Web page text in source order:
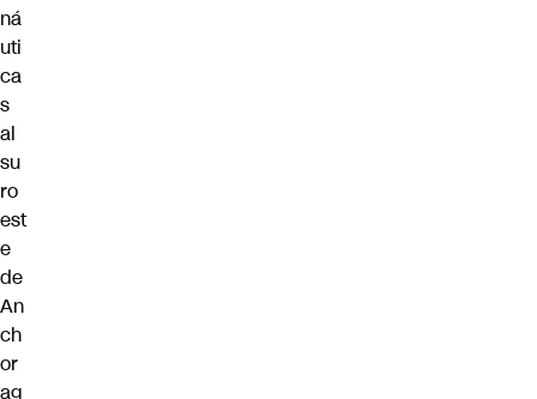
ná
uti
ca
s
al
su
ro
est
e
de
An
ch
or
ag